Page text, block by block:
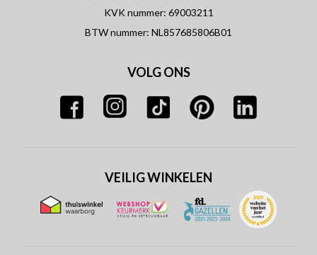
KVK nummer: 69003211
BTW nummer: NL857685806B01
VOLG ONS
VEILIG WINKELEN